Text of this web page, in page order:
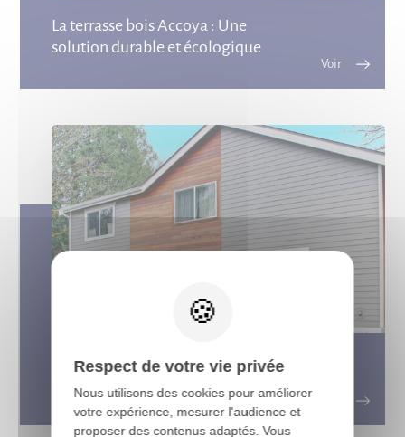
La terrasse bois Accoya : Une
solution durable et écologique
Bardage bois extérieur : quel type
de bois choisir ?
Respect de votre vie privée
Nous utilisons des cookies pour améliorer
votre expérience, mesurer l'audience et
proposer des contenus adaptés. Vous